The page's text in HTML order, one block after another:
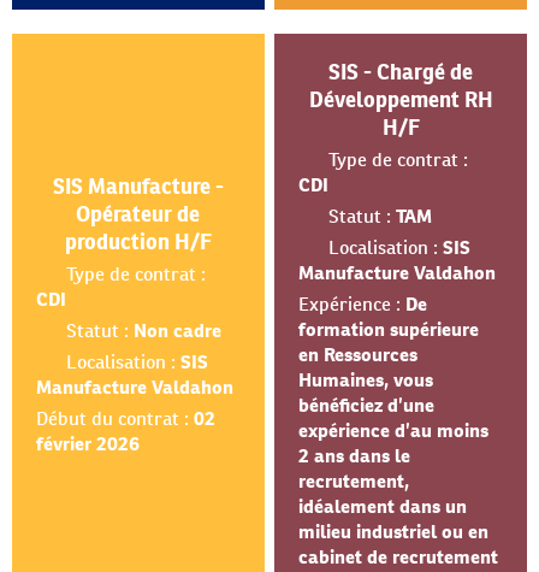
SIS Manufacture -
Opérateur de
production H/F
Type de contrat :
CDI
Statut : Non cadre
Localisation : SIS
Manufacture Valdahon
Début du contrat : 02
février 2026
SIS - Chargé de
Développement RH
H/F
Type de contrat :
CDI
Statut :TAM
Localisation :SIS
Manufacture Valdahon
Expérience : De
formation supérieure
en Ressources
Humaines, vous
bénéficiez d’une
expérience d’au moins
2 ans dans le
recrutement,
idéalement dans un
milieu industriel ou en
cabinet de recrutement